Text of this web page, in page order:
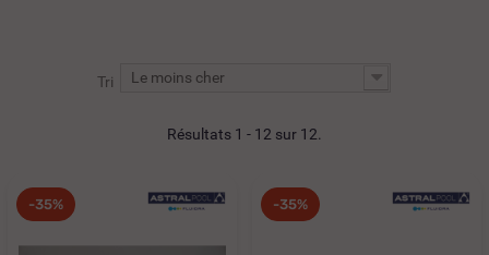
Tri Le moins cher
Résultats 1 - 12 sur 12.
-35% -35%